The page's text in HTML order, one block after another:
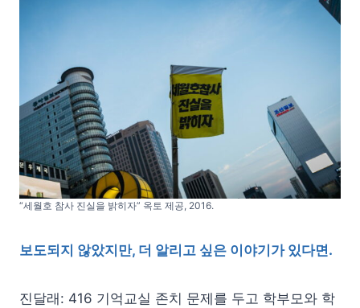
“세월호 참사 진실을 밝히자” 옥토 제공, 2016.
보도되지 않았지만, 더 알리고 싶은 이야기가 있다면.
진달래: 416 기억교실 존치 문제를 두고 학부모와 학